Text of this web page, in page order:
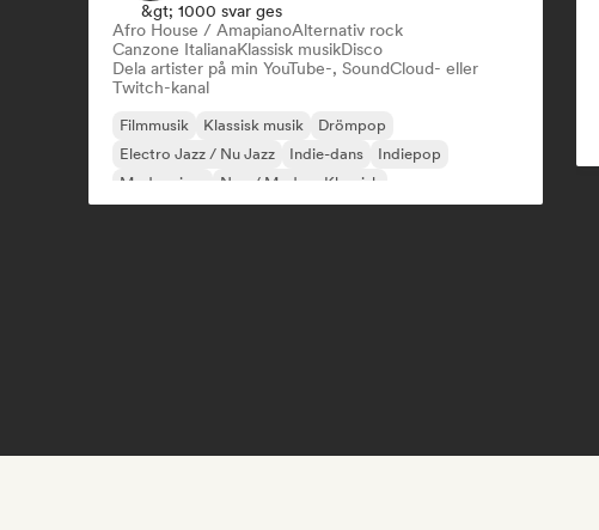
&gt; 1000 svar ges
Afro House / AmapianoAlternativ rock
Canzone ItalianaKlassisk musikDisco
Dela artister på min YouTube-, SoundCloud- eller
Twitch-kanal
Filmmusik Klassisk musik
Drömpop
Electro Jazz / Nu Jazz
Indie-dans
Indiepop
Modern jazz
Neo / Modern Klassisk